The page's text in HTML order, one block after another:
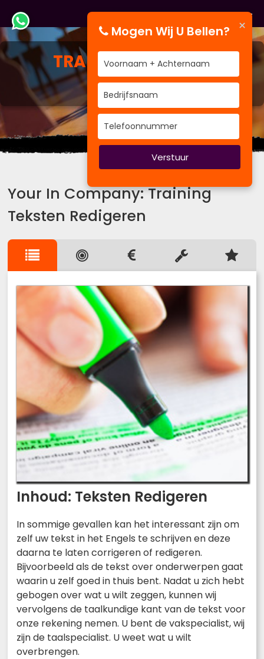
TRAININGTEKSTEN
REDIGEREN
BV&T traint voor Bedrijven
Your In Company: Training
Teksten Redigeren
Inhoud: Teksten Redigeren
In sommige gevallen kan het interessant zijn om
zelf uw tekst in het Engels te schrijven en deze
daarna te laten corrigeren of redigeren.
Bijvoorbeeld als de tekst over onderwerpen gaat
waarin u zelf goed in thuis bent. Nadat u zich hebt
gebogen over wat u wilt zeggen, kunnen wij
vervolgens de taalkundige kant van de tekst voor
onze rekening nemen. U bent de vakspecialist, wij
zijn de taalspecialist. U weet wat u wilt
overbrengen.
×
Mogen Wij U Bellen?
Verstuur